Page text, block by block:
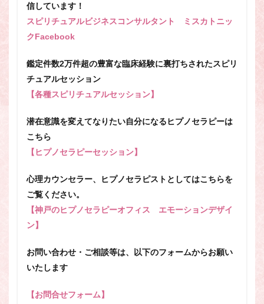
信しています！
スピリチュアルビジネスコンサルタント ミスカトニッ
クFacebook
鑑定件数2万件超の豊富な臨床経験に裏打ちされたスピリ
チュアルセッション
【各種スピリチュアルセッション】
潜在意識を変えてなりたい自分になるヒプノセラピーは
こちら
【ヒプノセラピーセッション】
心理カウンセラー、ヒプノセラピストとしてはこちらを
ご覧ください。
【神戸のヒプノセラピーオフィス エモーションデザイ
ン】
お問い合わせ・ご相談等は、以下のフォームからお願い
いたします
【お問合せフォーム】